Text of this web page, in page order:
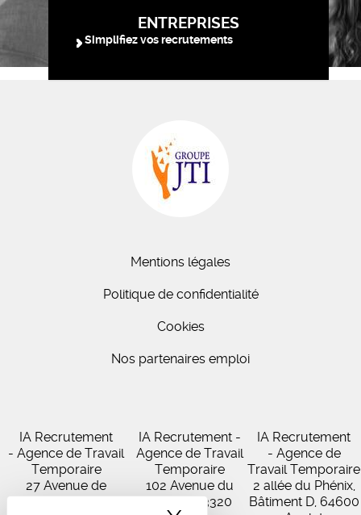
ENTREPRISES
Simplifiez vos recrutements
Mentions légales
Politique de confidentialité
Cookies
Nos partenaires emploi
IA Recrutement
- Agence de Travail
Temporaire
27 Avenue de
IA Recrutement -
Agence de Travail
Temporaire
102 Avenue du
Médoc, 33320
IA Recrutement
- Agence de
Travail Temporaire
2 allée du Phénix,
Bâtiment D, 64600